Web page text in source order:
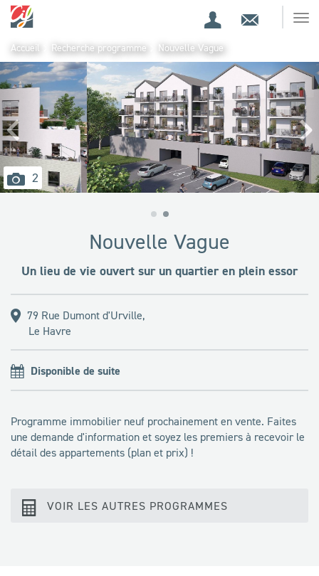
Espace
de
recherche
Espace
client
Contact
Accueil Recherche programme Nouvelle Vague
Précédent
2 images
disponibles
Nouvelle Vague
Un lieu de vie ouvert sur un quartier en plein essor
79 Rue Dumont d'Urville,
Le Havre
Disponible de suite
Programme immobilier neuf prochainement en vente. Faites
une demande d'information et soyez les premiers à recevoir le
détail des appartements (plan et prix) !
VOIR LES AUTRES PROGRAMMES